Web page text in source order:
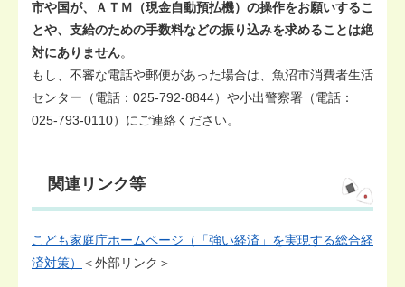
市や国が、ＡＴＭ（現金自動預払機）の操作をお願いするこ
とや、支給のための手数料などの振り込みを求めることは絶
対にありません。
もし、不審な電話や郵便があった場合は、魚沼市消費者生活
センター（電話：025-792-8844）や小出警察署（電話：
025-793-0110）にご連絡ください。
関連リンク等
こども家庭庁ホームページ（「強い経済」を実現する総合経
済対策）
＜外部リンク＞